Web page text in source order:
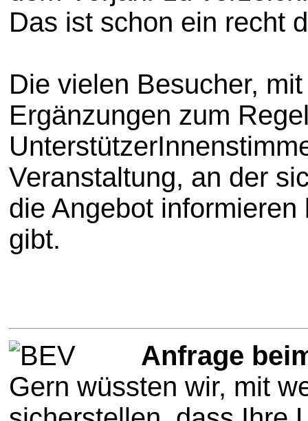
Das ist schon ein recht
Die vielen Besucher,
Ergänzungen zum
Veranstaltung, an der
die Angebot
gibt.
Anfrage
Gern wüssten wir, mit